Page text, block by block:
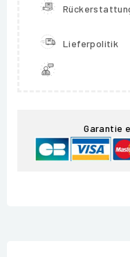
Lieferpolitik
Garantie